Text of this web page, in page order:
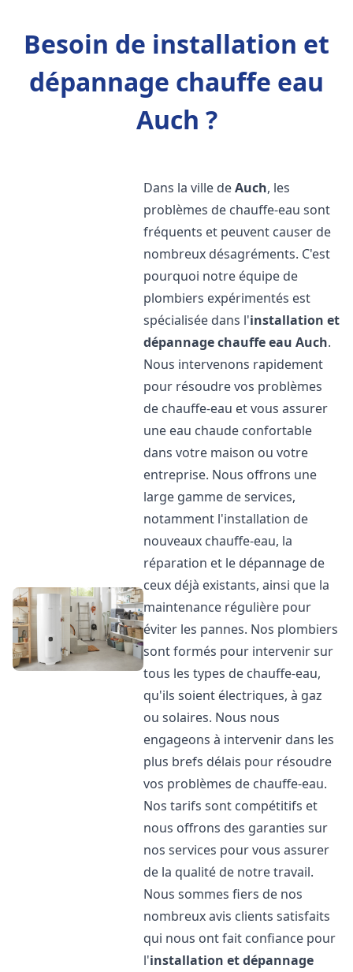
Besoin de installation et
dépannage chauffe eau
Auch ?
Dans la ville deAuch, les
problèmes de chauffe-eau sont
fréquents et peuvent causer de
nombreux désagréments. C'est
pourquoi notre équipe de
plombiers expérimentés est
spécialisée dans l'installation et
dépannage chauffe eau Auch.
Nous intervenons rapidement
pour résoudre vos problèmes
de chauffe-eau et vous assurer
une eau chaude confortable
dans votre maison ou votre
entreprise. Nous offrons une
large gamme de services,
notamment l'installation de
nouveaux chauffe-eau, la
réparation et le dépannage de
ceux déjà existants, ainsi que la
maintenance régulière pour
éviter les pannes. Nos plombiers
sont formés pour intervenir sur
tous les types de chauffe-eau,
qu'ils soient électriques, à gaz
ou solaires. Nous nous
engageons à intervenir dans les
plus brefs délais pour résoudre
vos problèmes de chauffe-eau.
Nos tarifs sont compétitifs et
nous offrons des garanties sur
nos services pour vous assurer
de la qualité de notre travail.
Nous sommes fiers de nos
nombreux avis clients satisfaits
qui nous ont fait confiance pour
l'installation et dépannage